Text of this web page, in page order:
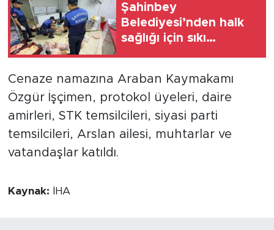
Şahinbey
Belediyesi’nden halk
sağlığı için sıkı
Cenaze namazına Araban Kaymakamı
Özgür İşçimen, protokol üyeleri, daire
amirleri, STK temsilcileri, siyasi parti
temsilcileri, Arslan ailesi, muhtarlar ve
vatandaşlar katıldı.
Kaynak: İHA